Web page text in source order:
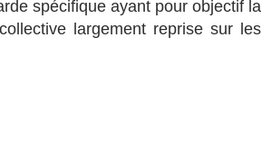
spécifique ayant pour objectif la
largement reprise sur les